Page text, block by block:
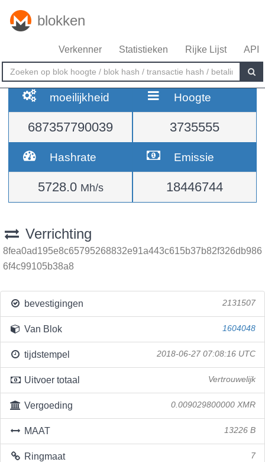
blokken
Verkenner Statistieken Rijke Lijst API
moeilijkheid
687357790039
Hoogte
3735555
Hashrate
5728.0 Mh/s
Emissie
18446744
Verrichting
8fea0ad195e8c65795268832e91a443c615b37b82f326db986
6f4c99105b38a8
bevestigingen 2131507
Van Blok 1604048
tijdstempel 2018-06-27 07:08:16 UTC
Uitvoer totaal Vertrouwelijk
Vergoeding 0.009029800000 XMR
MAAT 13226 B
Ringmaat 7